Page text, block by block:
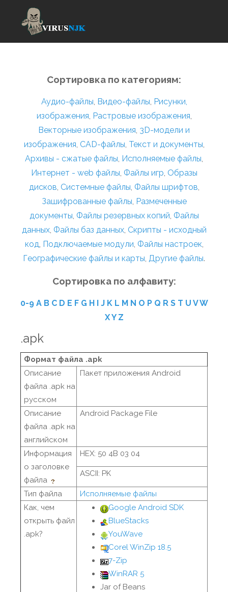
Сортировка по категориям:
Аудио-файлы, Видео-файлы, Рисунки,
изображения, Растровые изображения,
Векторные изображения, 3D-модели и
изображения, CAD-файлы, Текст и документы,
Архивы - сжатые файлы, Исполняемые файлы,
Интернет - web файлы, Файлы игр, Образы
дисков, Системные файлы, Файлы шрифтов,
Зашифрованные файлы, Размеченные
документы, Файлы резервных копий, Файлы
данных, Файлы баз данных, Скрипты - исходный
код, Подключаемые модули, Файлы настроек,
Географические файлы и карты, Другие файлы.
Сортировка по алфавиту:
0-9 A B C D E F G H I J K L M N O P Q R S T U VW
XY Z
.apk
Формат файла .apk
Описание
файла .apk на
русском
Пакет приложения Android
Описание
файла .apk на
английском
Android Package File
Информация
о заголовке
файла
HEX: 50 4B 03 04
ASCII: PK
Тип файла
Исполняемые файлы
Как, чем
открыть файл
.apk?
Google Android SDK
BlueStacks
YouWave
Corel WinZip 18.5
7-Zip
WinRAR 5
Jar of Beans